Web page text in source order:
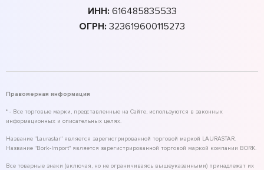
ИНН: 616485835533
ОГРН: 323619600115273
Правомерная информация
* - Все торговые марки, представленные на Сайте, используются в законных
информационных и описательных целях.
Название "Laurastar" является зарегистрированной торговой маркой LAURASTAR.
Название "Bork-Import" является зарегистрированной торговой маркой компании BORK.
Все товарные знаки (включая, но не ограничиваясь вышеуказанными) принадлежат их